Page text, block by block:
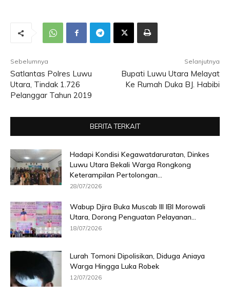
Sebelumnya
Satlantas Polres Luwu
Utara, Tindak 1.726
Pelanggar Tahun 2019
Selanjutnya
Bupati Luwu Utara Melayat
Ke Rumah Duka BJ. Habibi
BERITA TERKAIT
Hadapi Kondisi Kegawatdaruratan, Dinkes
Luwu Utara Bekali Warga Rongkong
Keterampilan Pertolongan...
28/07/2026
Wabup Djira Buka Muscab III IBI Morowali
Utara, Dorong Penguatan Pelayanan...
18/07/2026
Lurah Tomoni Dipolisikan, Diduga Aniaya
Warga Hingga Luka Robek
12/07/2026